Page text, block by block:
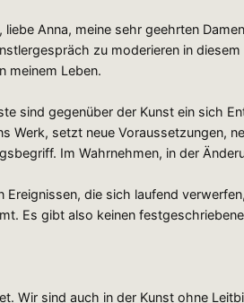
Anna, meine sehr geehrten
zu moderieren in diesem
meinem Leben.
sind gegenüber der Kunst ein sich
Werk, setzt neue Voraussetzungen,
Im Wahrnehmen, in der
die sich laufend
Es gibt also keinen
Wir sind auch in der Kunst ohne